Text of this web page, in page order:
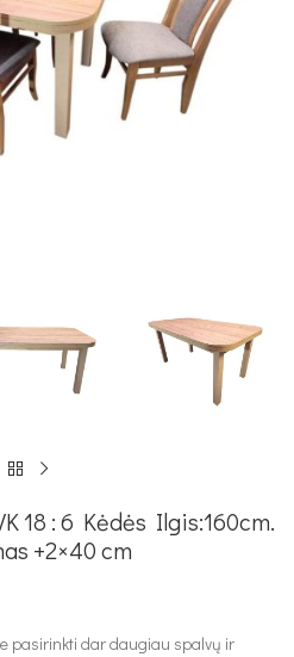
18 : 6 Kėdės Ilgis:160cm.
+2×40 cm
pasirinkti dar daugiau spalvų ir